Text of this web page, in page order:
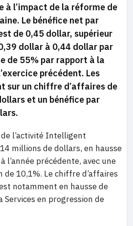
à l’impact de la réforme de
Le bénéfice net par
de 0,45 dollar, supérieur
dollar à 0,44 dollar par
de 55% par rapport à la
précédent. Les
sur un chiffre d’affaires de
et un bénéfice par
l’activité Intelligent
millions de dollars, en hausse
l’année précédente, avec une
de 10,1%. Le chiffre d’affaires
notamment en hausse de
Services en progression de